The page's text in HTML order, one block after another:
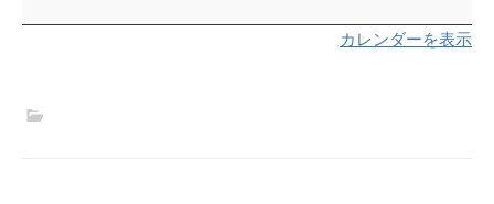
ぎ
カレンダーを表示